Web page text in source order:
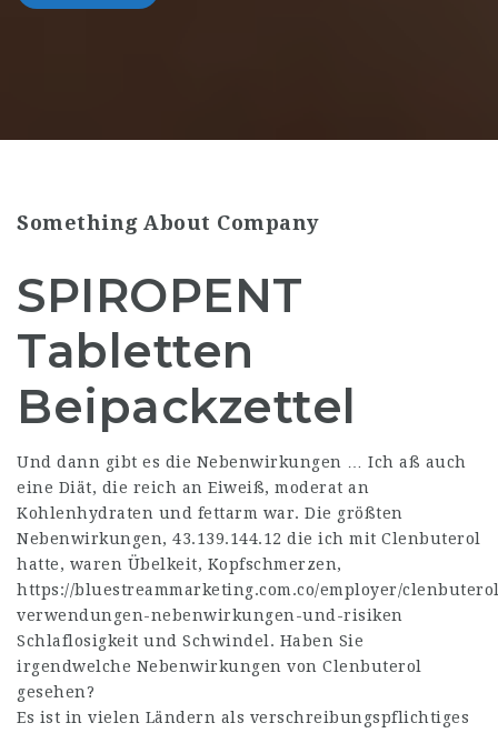
Something About Company
SPIROPENT
Tabletten
Beipackzettel
Und dann gibt es die Nebenwirkungen … Ich aß auch
eine Diät, die reich an Eiweiß, moderat an
Kohlenhydraten und fettarm war. Die größten
Nebenwirkungen, 43.139.144.12 die ich mit Clenbuterol
hatte, waren Übelkeit, Kopfschmerzen,
https://bluestreammarketing.com.co/employer/
verwendungen-nebenwirkungen-und-risiken
Schlaflosigkeit und Schwindel. Haben Sie
irgendwelche Nebenwirkungen von Clenbuterol
gesehen?
Es ist in vielen Ländern als verschreibungspflichtiges